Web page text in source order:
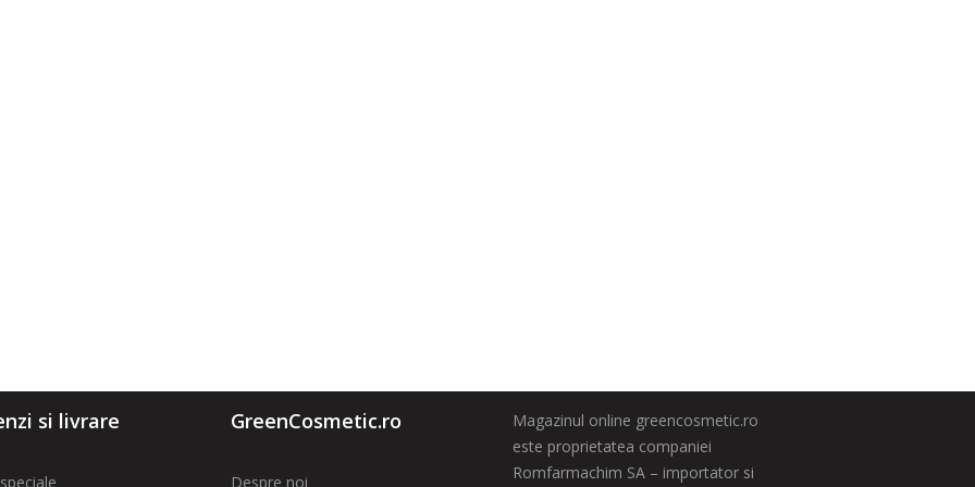
si livrare GreenCosmetic.ro
Despre noi
Magazinul online greencosmetic.ro
este proprietatea companiei
Romfarmachim SA – importator si